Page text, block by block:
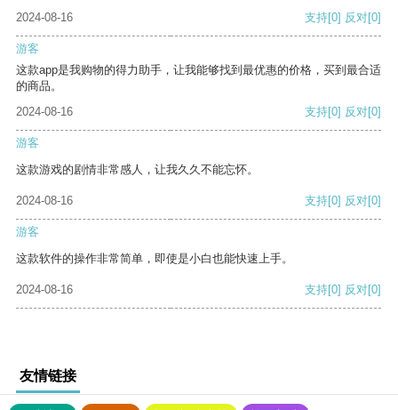
2024-08-16
支持[0] 反对[0]
游客
这款app是我购物的得力助手，让我能够找到最优惠的价格，买到最合适
的商品。
2024-08-16
支持[0] 反对[0]
游客
这款游戏的剧情非常感人，让我久久不能忘怀。
2024-08-16 支持[0] 反对[0]
游客
这款软件的操作非常简单，即使是小白也能快速上手。
2024-08-16 支持[0] 反对[0]
友情链接